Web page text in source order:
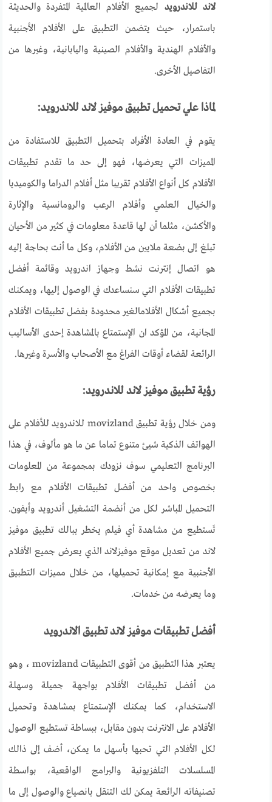
لاند للاندرويد لجميع الأفلام العالمية المتفردة والحديثة
باستمرار، حيث يتضمن التطبيق على الأفلام الأجنبية
والأفلام الهندية والأفلام الصينية واليابانية، وغيرها من
التفاصيل الأخرى.
لماذا علي تحميل تطبيق موفيز لاند للاندرويد:
يقوم في العادة الأفراد بتحميل التطبيق للاستفادة من
المميزات التي يعرضها، فهو إلى حد ما تقدم تطبيقات
الأفلام كل أنواع الأفلام تقريبا مثل أفلام الدراما والكوميديا
والخيال العلمي وأفلام الرعب والرومانسية والإثارة
والأكشن، مثلما أن لها قاعدة معلومات في كثير من الأحيان
تبلغ إلى بضعة ملايين من الأفلام، وكل ما أنت بحاجة إليه
هو اتصال إنترنت نشط وجهاز اندرويد وقائمة أفضل
تطبيقات الأفلام التي سنساعدك في الوصول إليها، ويمكنك
بجميع أشكال الأفلامالغير محدودة بفضل تطبيقات الأفلام
المجانية، من المؤكد ان الإستمتاع بالمشاهدة إحدى الأساليب
الرائعة لقضاء أوقات الفراغ مع الأصحاب والأسرة وغيرها.
رؤية تطبيق موفيز لاند للاندرويد:
ومن خلال رؤية تطبيق movizland للاندرويد للأفلام على
الهواتف الذكية شيئ متنوع تماما عن ما هو مألوف، في هذا
البرنامج التعليمي سوف نزودك بمجموعة من المعلومات
بخصوص واحد من أفضل تطبيقات الأفلام مع رابط
التحميل المباشر لكل من أنضمة التشغيل أندرويد وأيفون.
تَستطيع من مشاهدة أي فيلم يخطر ببالك تطبيق موفيز
لاند من تعديل موقع موفيزلاند الذي يعرض جميع الأفلام
الأجنبية مع إمكانية تحميلها، من خلال مميزات التطبيق
وما يعرضه من خدمات.
أفضل تطبيقات موفيز لاند تطبيق الاندرويد
يعتبر هذا التطبيق من أقوى التطبيقات movizland ، وهو
من أفضل تطبيقات الأفلام بواجهة جميلة وسهلة
الاستخدام، كما يمكنك الإستمتاع بمشاهدة وتحميل
الأفلام على الانترنت بدون مقابل، ببساطة تستطيع الوصول
لكل الأفلام التي تحبها بأسهل ما يمكن، أضف إلى ذالك
المسلسلات التلفزيونية والبرامج الواقعية، بواسطة
تصنيفاته الرائعة يمكن لك التنقل بانصياع والوصول إلى ما